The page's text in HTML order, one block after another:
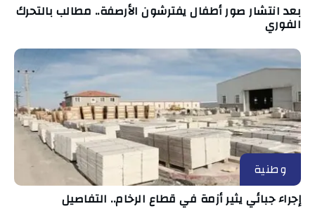
بعد انتشار صور أطفال يفترشون الأرصفة.. مطالب بالتحرك
الفوري
وطنية
إجراء جبائي يثير أزمة في قطاع الرخام.. التفاصيل